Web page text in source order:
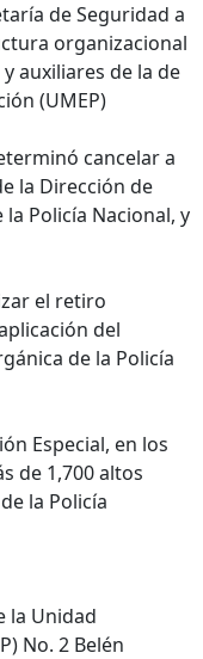
de Seguridad a
organizacional
auxiliares de la de
(UMEP)
cancelar a
la Dirección de
Policía Nacional, y
el retiro
del
de la Policía
Especial, en los
de 1,700 altos
la Policía
la Unidad
No. 2 Belén